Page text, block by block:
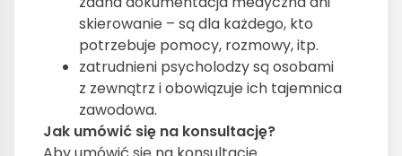
skierowanie – są dla każdego, kto
potrzebuje pomocy, rozmowy, itp.
zatrudnieni psycholodzy są osobami
z zewnątrz i obowiązuje ich tajemnica
zawodowa.
Jak umówić się na konsultację?